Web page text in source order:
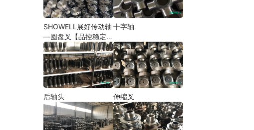
SHOWELL展好传动轴
—圆盘叉【品控稳定，
精密加工】
十字轴
后轴头 伸缩叉